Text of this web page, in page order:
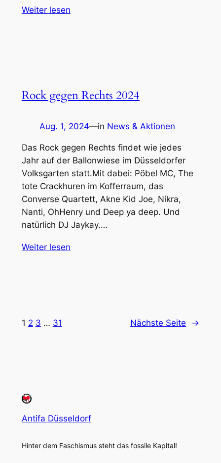
Weiter lesen
Rock gegen Rechts 2024
Aug. 1, 2024—in News & Aktionen
Das Rock gegen Rechts findet wie jedes
Jahr auf der Ballonwiese im Düsseldorfer
Volksgarten statt.Mit dabei: Pöbel MC, The
tote Crackhuren im Kofferraum, das
Converse Quartett, Akne Kid Joe, Nikra,
Nanti, OhHenry und Deep ya deep. Und
natürlich DJ Jaykay.…
Weiter lesen
1 2 3 … 31 Nächste Seite →
Antifa Düsseldorf
Hinter dem Faschismus steht das fossile Kapital!